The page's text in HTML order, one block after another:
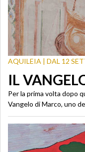
AQUILEIA | DAL 12
IL
Per la prima volta dopo
Vangelo di Marco, uno